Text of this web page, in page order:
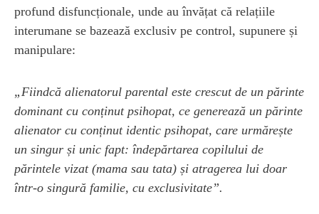
profund disfuncționale, unde au învățat că relațiile
interumane se bazează exclusiv pe control, supunere și
manipulare:
„Fiindcă alienatorul parental este crescut de un părinte
dominant cu conținut psihopat, ce generează un părinte
alienator cu conținut identic psihopat, care urmărește
un singur și unic fapt: îndepărtarea copilului de
părintele vizat (mama sau tata) și atragerea lui doar
într-o singură familie, cu exclusivitate”.